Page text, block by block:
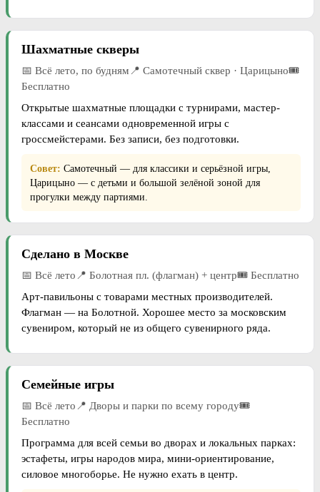
Шахматные скверы
📅 Всё лето, по будням📍 Самотечный сквер · Царицыно🎟
Бесплатно
Открытые шахматные площадки с турнирами, мастер-
классами и сеансами одновременной игры с
гроссмейстерами. Без записи, без подготовки.
Совет: Самотечный — для классики и серьёзной игры,
Царицыно — с детьми и большой зелёной зоной для
прогулки между партиями.
Сделано в Москве
📅 Всё лето📍 Болотная пл. (флагман) + центр🎟 Бесплатно
Арт-павильоны с товарами местных производителей.
Флагман — на Болотной. Хорошее место за московским
сувениром, который не из общего сувенирного ряда.
Семейные игры
📅 Всё лето📍 Дворы и парки по всему городу🎟
Бесплатно
Программа для всей семьи во дворах и локальных парках:
эстафеты, игры народов мира, мини-ориентирование,
силовое многоборье. Не нужно ехать в центр.